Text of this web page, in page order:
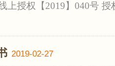
上授权【2019】040号
2019-02-27